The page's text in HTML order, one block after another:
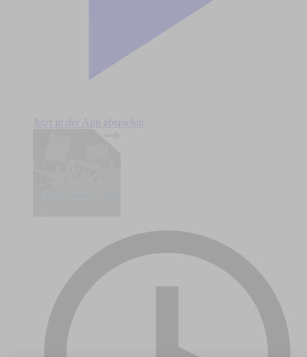
Jetzt in der App abspielen